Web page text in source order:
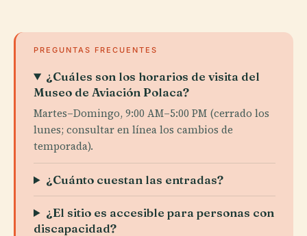
PREGUNTAS FRECUENTES
¿Cuáles son los horarios de visita del
Museo de Aviación Polaca?
Martes–Domingo, 9:00 AM–5:00 PM (cerrado los
lunes; consultar en línea los cambios de
temporada).
¿Cuánto cuestan las entradas?
¿El sitio es accesible para personas con
discapacidad?